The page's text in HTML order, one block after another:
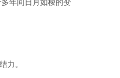
年间日月如梭的变
力。